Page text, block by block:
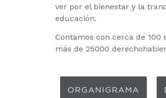
ver por el bienestar y la
educación.
Contamos con cerca de 100
más de 25000
ORGANIGRAMA